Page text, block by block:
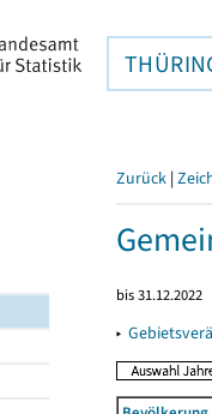
Zurück |
bis 31.12.2022
▸